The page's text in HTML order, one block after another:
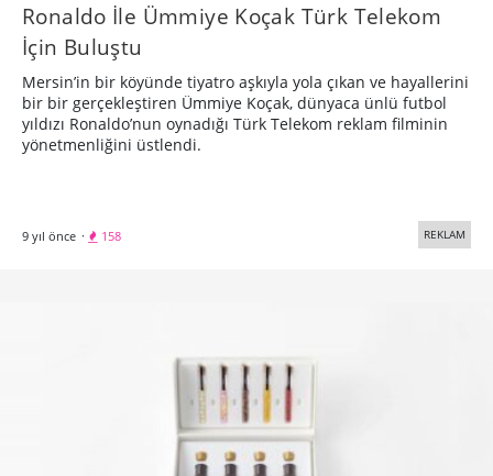
Ronaldo İle Ümmiye Koçak Türk Telekom
İçin Buluştu
Mersin’in bir köyünde tiyatro aşkıyla yola çıkan ve hayallerini
bir bir gerçekleştiren Ümmiye Koçak, dünyaca ünlü futbol
yıldızı Ronaldo’nun oynadığı Türk Telekom reklam filminin
yönetmenliğini üstlendi.
9 yıl önce · 158 REKLAM